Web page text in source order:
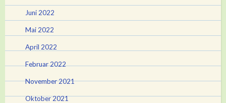
Juni 2022
Mai 2022
April 2022
Februar 2022
November 2021
Oktober 2021